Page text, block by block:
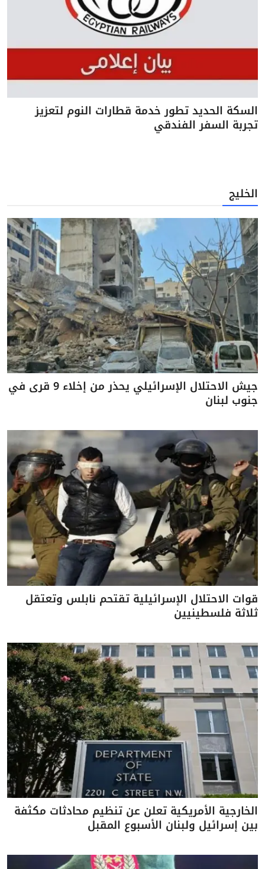
السكة الحديد تطور خدمة قطارات النوم لتعزيز
تجربة السفر الفندقي
الخليج
جيش الاحتلال الإسرائيلي يحذر من إخلاء 9 قرى في
جنوب لبنان
قوات الاحتلال الإسرائيلية تقتحم نابلس وتعتقل
ثلاثة فلسطينيين
الخارجية الأمريكية تعلن عن تنظيم محادثات مكثفة
بين إسرائيل ولبنان الأسبوع المقبل